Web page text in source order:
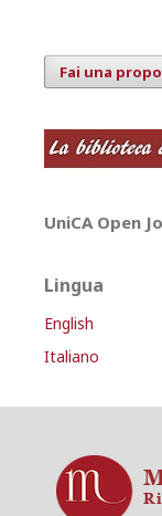
Fai una
UniCA Open
Lingua
English
Italiano